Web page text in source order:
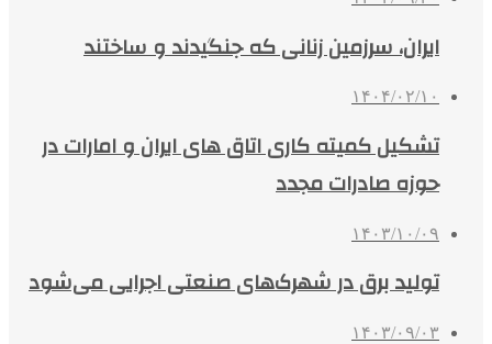
ایران، سرزمین زنانی که جنگیدند و ساختند
۱۴۰۴/۰۲/۱۰
تشکیل کمیته کاری اتاق های ایران و امارات در
حوزه صادرات مجدد
۱۴۰۳/۱۰/۰۹
تولید برق در شهرک‌های صنعتی اجرایی می‌شود
۱۴۰۳/۰۹/۰۳